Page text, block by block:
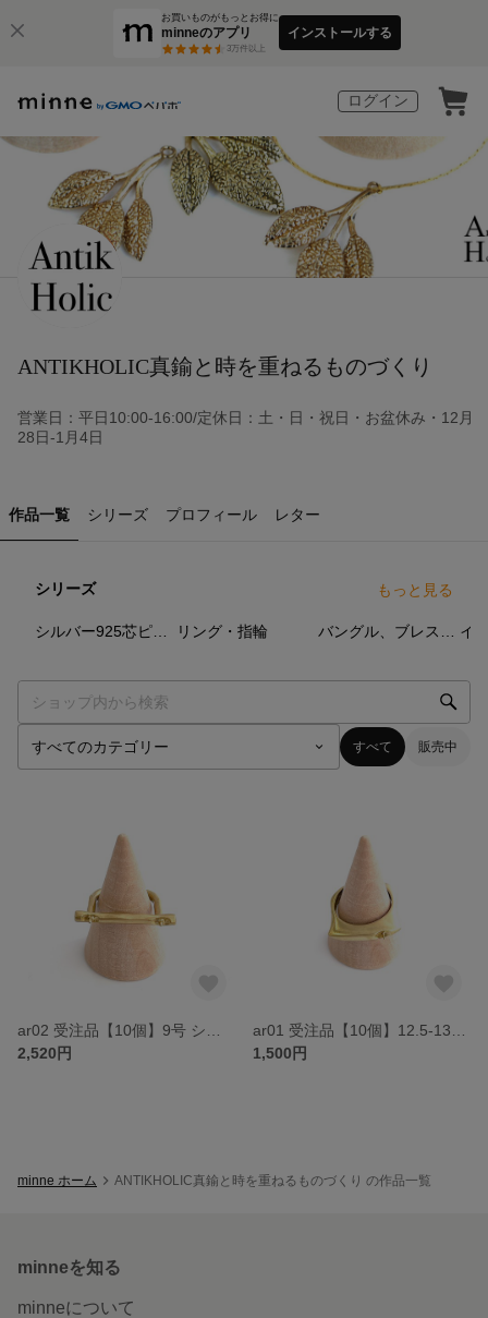
お買いものがもっとお得に
minneのアプリ
3万件以上
インストールする
ログイン
ANTIKHOLIC真鍮と時を重ねるものづくり
営業日：平日10:00-16:00/定休日：土・日・祝日・お盆休み・12月
28日-1月4日
作品一覧 シリーズ プロフィール レター
シリーズ もっと見る
リング・指輪 イ
すべて 販売中
2,520円
1,500円
minne ホーム ANTIKHOLIC真鍮と時を重ねるものづくり の作品一覧
minneを知る
minneについて